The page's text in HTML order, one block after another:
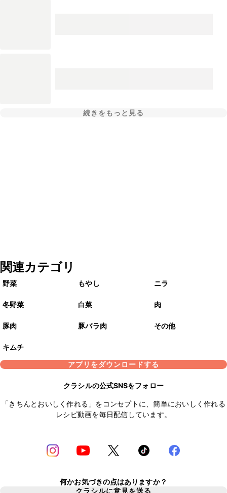
続きをもっと見る
関連カテゴリ
野菜 もやし ニラ
冬野菜 白菜 肉
豚肉 豚バラ肉 その他
キムチ
アプリをダウンロードする
クラシルの公式SNSをフォロー
「きちんとおいしく作れる」をコンセプトに、簡単においしく作れる
レシピ動画を毎日配信しています。
何かお気づきの点はありますか？
クラシルに意見を送る